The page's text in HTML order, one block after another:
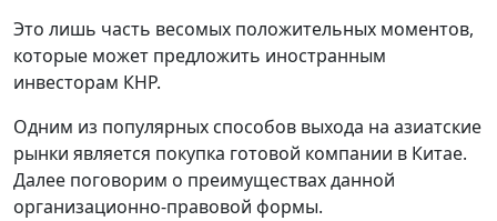
Это лишь часть весомых положительных моментов,
которые может предложить иностранным
инвесторам КНР.
Одним из популярных способов выхода на азиатские
рынки является покупка готовой компании в Китае.
Далее поговорим о преимуществах данной
организационно-правовой формы.